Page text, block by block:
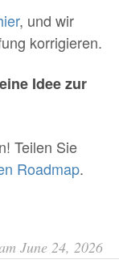
, und wir
korrigieren.
Idee zur
Teilen Sie
Roadmap.
June 24, 2026